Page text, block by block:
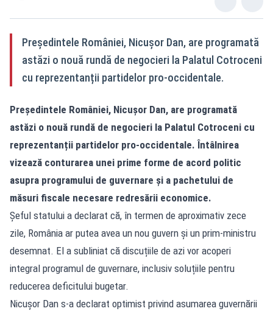
Președintele României, Nicușor Dan, are programată
astăzi o nouă rundă de negocieri la Palatul Cotroceni
cu reprezentanții partidelor pro-occidentale.
Președintele României, Nicușor Dan, are programată
astăzi o nouă rundă de negocieri la Palatul Cotroceni cu
reprezentanții partidelor pro-occidentale. Întâlnirea
vizează conturarea unei prime forme de acord politic
asupra programului de guvernare și a pachetului de
măsuri fiscale necesare redresării economice.
Șeful statului a declarat că, în termen de aproximativ zece
zile, România ar putea avea un nou guvern și un prim-ministru
desemnat. El a subliniat că discuțiile de azi vor acoperi
integral programul de guvernare, inclusiv soluțiile pentru
reducerea deficitului bugetar.
Nicușor Dan s-a declarat optimist privind asumarea guvernării